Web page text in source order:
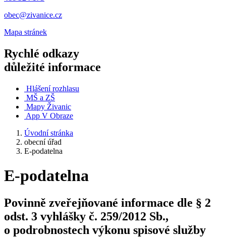
obec@zivanice.cz
Mapa stránek
Rychlé odkazy
důležité informace
Hlášení rozhlasu
MŠ a ZŠ
Mapy Živanic
App V Obraze
Úvodní stránka
obecní úřad
E-podatelna
E-podatelna
Povinně zveřejňované informace dle § 2
odst. 3 vyhlášky č. 259/2012 Sb.,
o podrobnostech výkonu spisové služby